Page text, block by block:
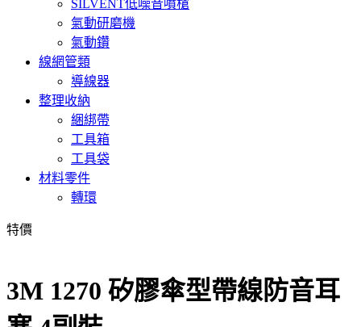
SILVENT低噪音噴槍
氣動研磨機
氣動鑽
線網管類
導線器
整理收納
綑綁帶
工具箱
工具袋
材料零件
轉環
特價
3M 1270 矽膠傘型帶線防音耳